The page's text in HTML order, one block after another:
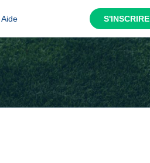
Aide S'INSCRIRE